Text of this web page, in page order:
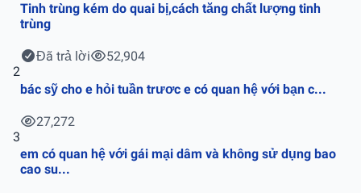
Tinh trùng kém do quai bị,cách tăng chất lượng tinh
trùng
Đã trả lời
52,904
2
bác sỹ cho e hỏi tuần trươc e có quan hệ với bạn c...
27,272
3
em có quan hệ với gái mại dâm và không sử dụng bao
cao su...